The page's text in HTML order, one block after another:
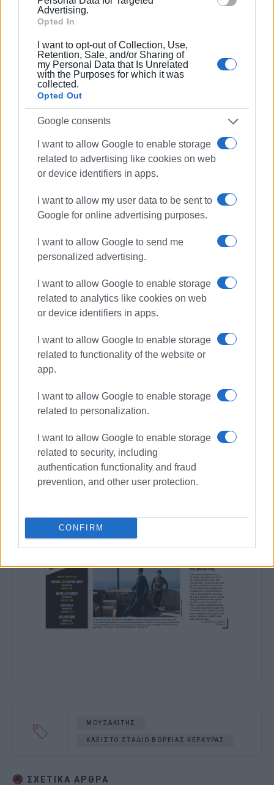
Advertising.
Opted In
I want to opt-out of Collection, Use,
Retention, Sale, and/or Sharing of
my Personal Data that Is Unrelated
with the Purposes for which it was
collected.
Opted Out
Google consents
I want to allow Google to enable storage
related to advertising like cookies on web
or device identifiers in apps.
I want to allow my user data to be sent to
Google for online advertising purposes.
I want to allow Google to send me
personalized advertising.
I want to allow Google to enable storage
related to analytics like cookies on web
or device identifiers in apps.
I want to allow Google to enable storage
related to functionality of the website or
app.
I want to allow Google to enable storage
related to personalization.
I want to allow Google to enable storage
related to security, including
authentication functionality and fraud
prevention, and other user protection.
CONFIRM
μηδέν εξαιτίας μιας διαχείρισης που δεν μπορεί πλέον
να δικαιολογηθεί ούτε να αποκρυφθεί.
Η τοπική κοινωνία δικαιούται να γνωρίζει την αλήθεια.
Και η αλήθεια είναι ότι το έργο δεν χάθηκε λόγω
αντικειμενικών εμποδίων, αλλά λόγω έλλειψης
ικανότητας, διαφάνειας και πολιτικής εντιμότητας από
Οφείλουμε να μιλήσουμε με ευθύνη, να διεκδικήσουμε εκ
νέου τη χρηματοδότηση του έργου, αυτή τη φορά με
σοβαρότητα, νομιμότητα και αλήθεια απέναντι στους
ευκαιρία».
ΦΩΤΟ@ ΝΙΚΟΣ ΜΟΥΖΑΚΙΤΗΣ
Εμφανίσεις: 80
Ακολουθήστε το enimerosi στοFacebook
ΜΟΥΖΑΚΙΤΗΣ
ΚΛΕΙΣΤΟ ΣΤΑΔΙΟ ΒΟΡΕΙΑΣ ΚΕΡΚΥΡΑΣ
ΣΧΕΤΙΚA AΡΘΡΑ